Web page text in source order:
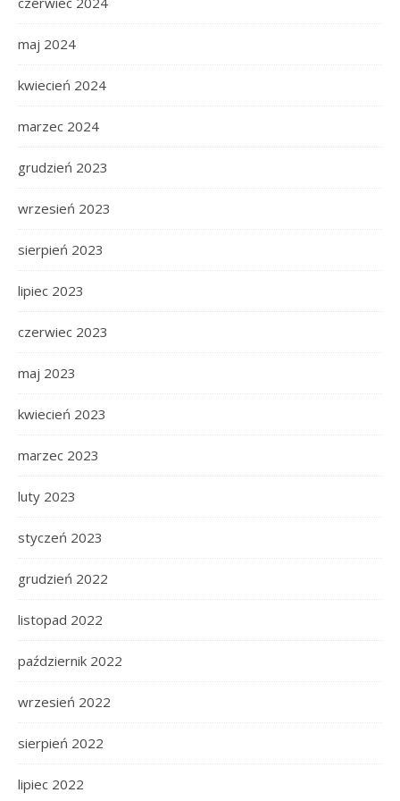
maj 2024
kwiecień 2024
marzec 2024
grudzień 2023
wrzesień 2023
sierpień 2023
lipiec 2023
czerwiec 2023
maj 2023
kwiecień 2023
marzec 2023
luty 2023
styczeń 2023
grudzień 2022
listopad 2022
październik 2022
wrzesień 2022
sierpień 2022
lipiec 2022